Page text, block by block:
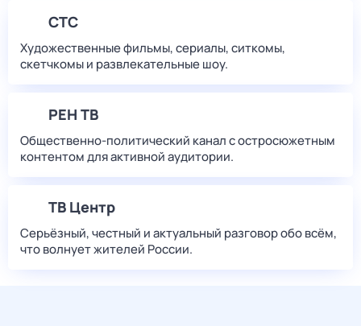
СТС
Художественные фильмы, сериалы, ситкомы,
скетчкомы и развлекательные шоу.
РЕН ТВ
Общественно-политический канал с остросюжетным
контентом для активной аудитории.
ТВ Центр
Серьёзный, честный и актуальный разговор обо всём,
что волнует жителей России.